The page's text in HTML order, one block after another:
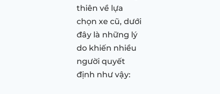
thiên về lựa
chọn xe cũ, dưới
đây là những lý
do khiến nhiều
người quyết
định như vậy: